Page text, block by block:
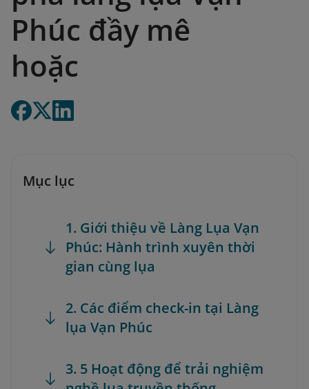
Phúc đầy mê
hoặc
Mục lục
1. Giới thiệu về Làng Lụa Vạn
Phúc: Hành trình xuyên thời
gian cùng lụa
2. Các điểm check-in tại Làng
lụa Vạn Phúc
3. 5 Hoạt động để trải nghiệm